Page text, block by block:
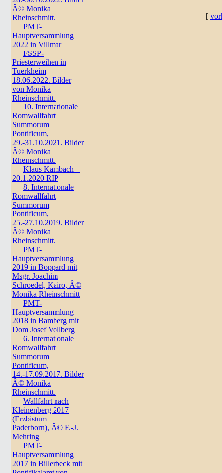
Â© Monika
Rheinschmitt.
PMT-
Hauptversammlung
2022 in Villmar
FSSP-
Priesterweihen in
Tuerkheim
18.06.2022. Bilder
von Monika
Rheinschmitt.
10. Internationale
Romwallfahrt
Summorum
Pontificum,
29.-31.10.2021. Bilder
Â© Monika
Rheinschmitt.
Klaus Kambach +
20.1.2020 RIP
8. Internationale
Romwallfahrt
Summorum
Pontificum,
25.-27.10.2019. Bilder
Â© Monika
Rheinschmitt.
PMT-
Hauptversammlung
2019 in Boppard mit
Msgr. Joachim
Schroedel, Kairo, Â©
Monika Rheinschmitt
PMT-
Hauptversammlung
2018 in Bamberg mit
Dom Josef Vollberg
6. Internationale
Romwallfahrt
Summorum
Pontificum,
14.-17.09.2017. Bilder
Â© Monika
Rheinschmitt.
Wallfahrt nach
Kleinenberg 2017
(Erzbistum
Paderborn), Â© F.-J.
Mehring
PMT-
Hauptversammlung
2017 in Billerbeck mit
[